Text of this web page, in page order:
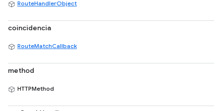
RouteHandlerObject
coincidencia
RouteMatchCallback
method
HTTPMethod